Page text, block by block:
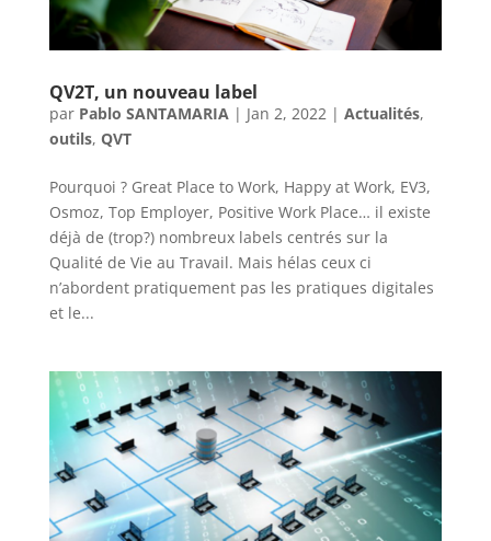
QV2T, un nouveau label
par Pablo SANTAMARIA| Jan 2, 2022| Actualités,
outils, QVT
Pourquoi ? Great Place to Work, Happy at Work, EV3,
Osmoz, Top Employer, Positive Work Place… il existe
déjà de (trop?) nombreux labels centrés sur la
Qualité de Vie au Travail. Mais hélas ceux ci
n’abordent pratiquement pas les pratiques digitales
et le...